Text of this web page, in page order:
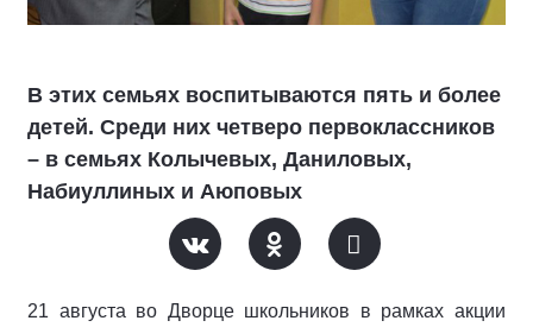
В этих семьях воспитываются пять и более
детей. Среди них четверо первоклассников
– в семьях Колычевых, Даниловых,
Набиуллиных и Аюповых
21 августа во Дворце школьников в рамках акции